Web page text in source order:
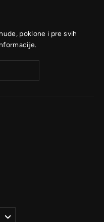
poklone i pre svih